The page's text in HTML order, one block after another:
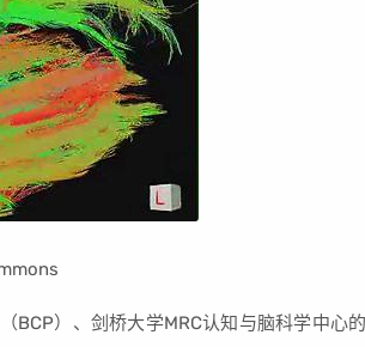
BCP）、剑桥大学MRC认知与脑科学中心